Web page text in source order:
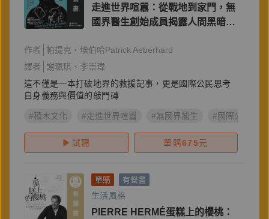
走進世界喧囂：從戰地到家門，無
國界醫生創始成員揭露人間黑暗邊
作者
帕提克・埃伯哈Patrick Aeberhard
譯者
謝珮琪
李崇瑋
這不僅是一本打破地界的救援記事，更是國際公民思考
自身義務與價值的敲門磚
#積木文化 #走進世界喧囂 #無國界醫生 #國際公民
試聽 單購675元
單購 有聲書
生活風格
PIERRE HERMÉ蛋糕上的櫻桃：